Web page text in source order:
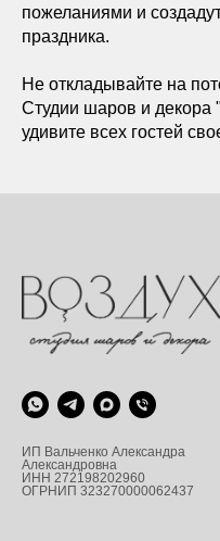
пожеланиями и
праздника.
Не откладывайте на
Студии шаров и
удивите всех гостей
ИП Вальченко Александра
Александровна
ИНН 272198202960
ОГРНИП 323270000062437